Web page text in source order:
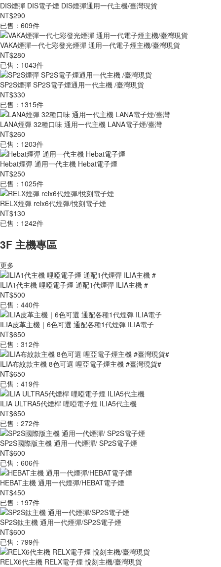
DIS煙彈 DIS電子煙 DIS煙彈通用一代主機/臺灣現貨
NT$290
已售：609件
VAKA煙彈一代七彩發光煙彈 通用一代電子煙主機/臺灣現貨
NT$280
已售：1043件
SP2S煙彈 SP2S電子煙通用一代主機 /臺灣現貨
NT$330
已售：1315件
LANA煙彈 32種口味 通用一代主機 LANA電子煙/臺灣
NT$260
已售：1203件
Hebat煙彈 通用一代主機 Hebat電子煙
NT$250
已售：1025件
RELX煙彈 relx6代煙彈/悅刻電子煙
NT$130
已售：1242件
3F 主機專區
更多
ILIA1代主機 哩啞電子煙 通配1代煙彈 ILIA主機 #
NT$500
已售：440件
ILIA皮革主機｜6色可選 通配各種1代煙彈 ILIA電子
NT$650
已售：312件
ILIA布紋款主機 8色可選 哩亞電子煙主機 #臺灣現貨#
NT$650
已售：419件
ILIA ULTRA5代煙桿 哩啞電子煙 ILIA5代主機
NT$650
已售：272件
SP2S國際版主機 通用一代煙彈/ SP2S電子煙
NT$600
已售：606件
HEBAT主機 通用一代煙彈/HEBAT電子煙
NT$450
已售：197件
SP2S鈦主機 通用一代煙彈/SP2S電子煙
NT$600
已售：799件
RELX6代主機 RELX電子煙 悅刻主機/臺灣現貨